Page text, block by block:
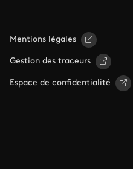
Mentions légales
Gestion des traceurs
Espace de confidentialité